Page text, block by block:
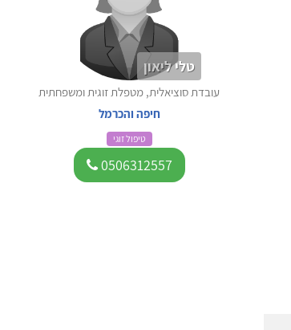
טלי ליאון
עובדת סוציאלית, מטפלת זוגית ומשפחתית
חיפה והכרמל
טיפול זוגי
0506312557